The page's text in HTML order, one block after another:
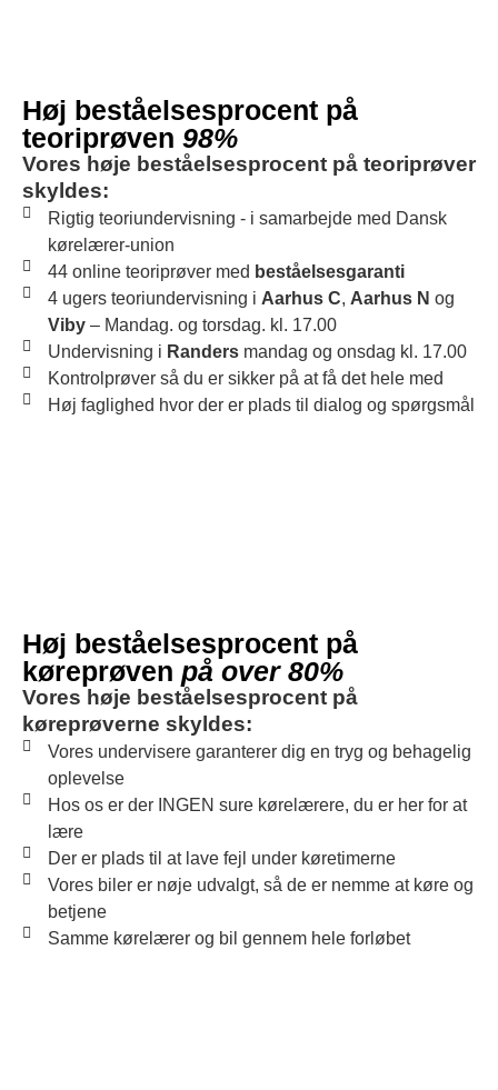
Høj beståelsesprocent på
teoriprøven 98%
Vores høje beståelsesprocent på teoriprøver
skyldes:
Rigtig teoriundervisning - i samarbejde med Dansk
kørelærer-union
44 online teoriprøver med beståelsesgaranti
4 ugers teoriundervisning i Aarhus C, Aarhus N og
Viby– Mandag. og torsdag. kl. 17.00
Undervisning i Randersmandag og onsdag kl. 17.00
Kontrolprøver så du er sikker på at få det hele med
Høj faglighed hvor der er plads til dialog og spørgsmål
Høj beståelsesprocent på
køreprøven på over 80%
Vores høje beståelsesprocent på
køreprøverne skyldes:
Vores undervisere garanterer dig en tryg og behagelig
oplevelse
Hos os er der INGEN sure kørelærere, du er her for at
lære
Der er plads til at lave fejl under køretimerne
Vores biler er nøje udvalgt, så de er nemme at køre og
betjene
Samme kørelærer og bil gennem hele forløbet